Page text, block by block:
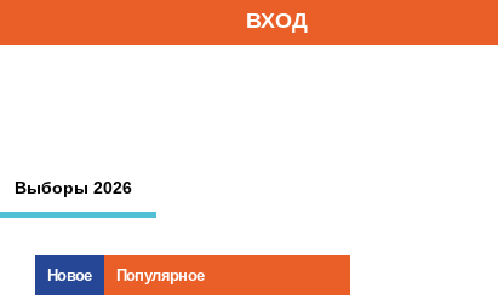
ВХОД
Выборы 2026
Новое Популярное